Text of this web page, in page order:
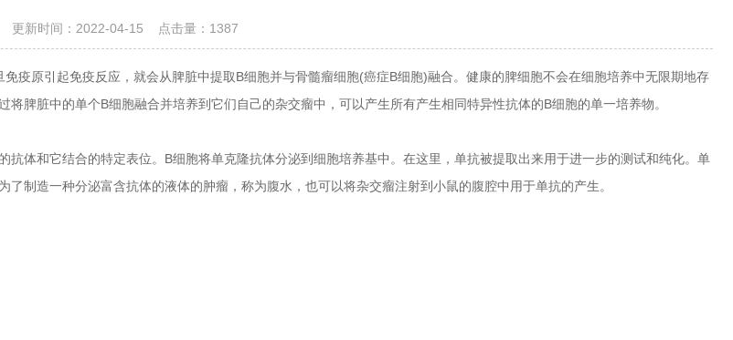
更新时间：2022-04-15 点击量： 1387
疫原引起免疫反应，就会从脾脏中提取B细胞并与骨髓瘤细胞(癌症B细胞)融合。健康的脾细胞不会在细胞培养中无限期地存
脾脏中的单个B细胞融合并培养到它们自己的杂交瘤中，可以产生所有产生相同特异性抗体的B细胞的单一培养物。
和它结合的特定表位。B细胞将单克隆抗体分泌到细胞培养基中。在这里，单抗被提取出来用于进一步的测试和纯化。单
制造一种分泌富含抗体的液体的肿瘤，称为腹水，也可以将杂交瘤注射到小鼠的腹腔中用于单抗的产生。